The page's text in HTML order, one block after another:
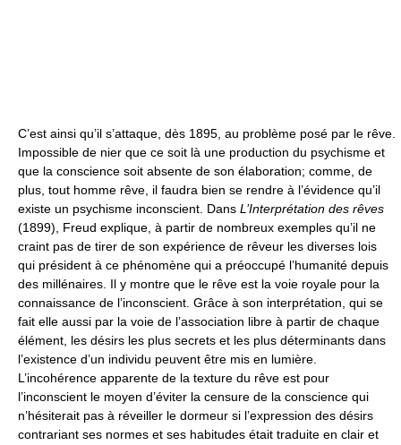
C’est ainsi qu’il s’attaque, dès 1895, au problème posé par le rêve.
Impossible de nier que ce soit là une production du psychisme et
que la conscience soit absente de son élaboration; comme, de
plus, tout homme rêve, il faudra bien se rendre à l’évidence qu’il
existe un psychisme inconscient. Dans L’Interprétation des rêves
(1899), Freud explique, à partir de nombreux exemples qu’il ne
craint pas de tirer de son expérience de rêveur les diverses lois
qui président à ce phénomène qui a préoccupé l’humanité depuis
des millénaires. Il y montre que le rêve est la voie royale pour la
connaissance de l’inconscient. Grâce à son interprétation, qui se
fait elle aussi par la voie de l’association libre à partir de chaque
élément, les désirs les plus secrets et les plus déterminants dans
l’existence d’un individu peuvent être mis en lumière.
L’incohérence apparente de la texture du rêve est pour
l’inconscient le moyen d’éviter la censure de la conscience qui
n’hésiterait pas à réveiller le dormeur si l’expression des désirs
contrariant ses normes et ses habitudes était traduite en clair et